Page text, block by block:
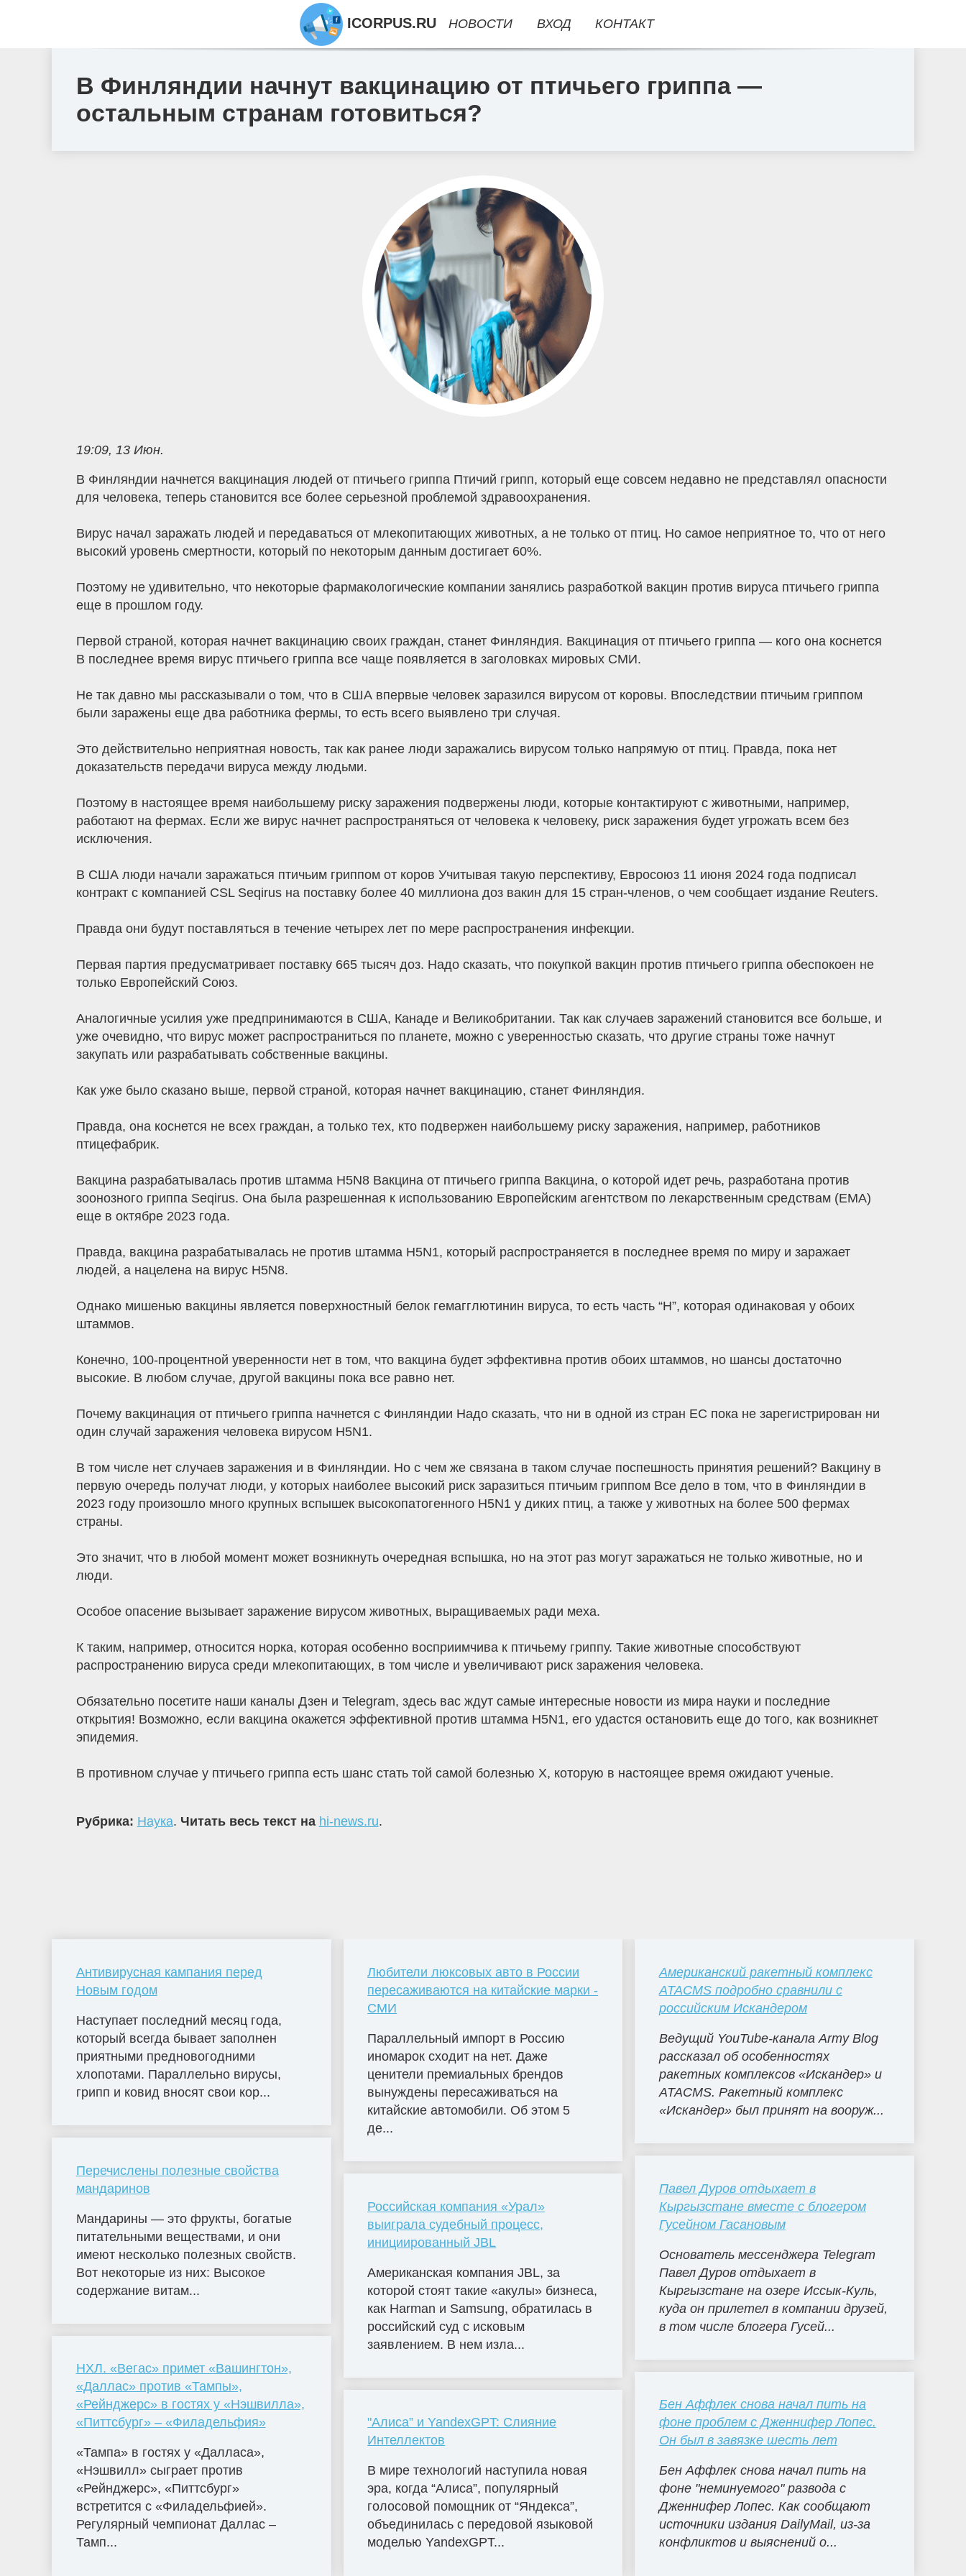
В Финляндии начнут вакцинацию от птичьего гриппа —
остальным странам готовиться?
19:09, 13 Июн.
В Финляндии начнется вакцинация людей от птичьего гриппа Птичий грипп, который еще совсем недавно не представлял опасности
для человека, теперь становится все более серьезной проблемой здравоохранения.
Вирус начал заражать людей и передаваться от млекопитающих животных, а не только от птиц. Но самое неприятное то, что от него
высокий уровень смертности, который по некоторым данным достигает 60%.
Поэтому не удивительно, что некоторые фармакологические компании занялись разработкой вакцин против вируса птичьего гриппа
еще в прошлом году.
Первой страной, которая начнет вакцинацию своих граждан, станет Финляндия. Вакцинация от птичьего гриппа — кого она коснется
В последнее время вирус птичьего гриппа все чаще появляется в заголовках мировых СМИ.
Не так давно мы рассказывали о том, что в США впервые человек заразился вирусом от коровы. Впоследствии птичьим гриппом
были заражены еще два работника фермы, то есть всего выявлено три случая.
Это действительно неприятная новость, так как ранее люди заражались вирусом только напрямую от птиц. Правда, пока нет
доказательств передачи вируса между людьми.
Поэтому в настоящее время наибольшему риску заражения подвержены люди, которые контактируют с животными, например,
работают на фермах. Если же вирус начнет распространяться от человека к человеку, риск заражения будет угрожать всем без
исключения.
В США люди начали заражаться птичьим гриппом от коров Учитывая такую перспективу, Евросоюз 11 июня 2024 года подписал
контракт с компанией CSL Seqirus на поставку более 40 миллиона доз вакин для 15 стран-членов, о чем сообщает издание Reuters.
Правда они будут поставляться в течение четырех лет по мере распространения инфекции.
Первая партия предусматривает поставку 665 тысяч доз. Надо сказать, что покупкой вакцин против птичьего гриппа обеспокоен не
только Европейский Союз.
Аналогичные усилия уже предпринимаются в США, Канаде и Великобритании. Так как случаев заражений становится все больше, и
уже очевидно, что вирус может распространиться по планете, можно с уверенностью сказать, что другие страны тоже начнут
закупать или разрабатывать собственные вакцины.
Как уже было сказано выше, первой страной, которая начнет вакцинацию, станет Финляндия.
Правда, она коснется не всех граждан, а только тех, кто подвержен наибольшему риску заражения, например, работников
птицефабрик.
Вакцина разрабатывалась против штамма H5N8 Вакцина от птичьего гриппа Вакцина, о которой идет речь, разработана против
зоонозного гриппа Seqirus. Она была разрешенная к использованию Европейским агентством по лекарственным средствам (EMA)
еще в октябре 2023 года.
Правда, вакцина разрабатывалась не против штамма H5N1, который распространяется в последнее время по миру и заражает
людей, а нацелена на вирус H5N8.
Однако мишенью вакцины является поверхностный белок гемагглютинин вируса, то есть часть “H”, которая одинаковая у обоих
штаммов.
Конечно, 100-процентной уверенности нет в том, что вакцина будет эффективна против обоих штаммов, но шансы достаточно
высокие. В любом случае, другой вакцины пока все равно нет.
Почему вакцинация от птичьего гриппа начнется с Финляндии Надо сказать, что ни в одной из стран ЕС пока не зарегистрирован ни
один случай заражения человека вирусом H5N1.
В том числе нет случаев заражения и в Финляндии. Но с чем же связана в таком случае поспешность принятия решений? Вакцину в
первую очередь получат люди, у которых наиболее высокий риск заразиться птичьим гриппом Все дело в том, что в Финляндии в
2023 году произошло много крупных вспышек высокопатогенного H5N1 у диких птиц, а также у животных на более 500 фермах
страны.
Это значит, что в любой момент может возникнуть очередная вспышка, но на этот раз могут заражаться не только животные, но и
люди.
Особое опасение вызывает заражение вирусом животных, выращиваемых ради меха.
К таким, например, относится норка, которая особенно восприимчива к птичьему гриппу. Такие животные способствуют
распространению вируса среди млекопитающих, в том числе и увеличивают риск заражения человека.
Обязательно посетите наши каналы Дзен и Telegram, здесь вас ждут самые интересные новости из мира науки и последние
открытия! Возможно, если вакцина окажется эффективной против штамма H5N1, его удастся остановить еще до того, как возникнет
эпидемия.
В противном случае у птичьего гриппа есть шанс стать той самой болезнью X, которую в настоящее время ожидают ученые.
Рубрика: Наука. Читать весь текст на hi-news.ru.
Антивирусная кампания перед
Новым годом
Наступает последний месяц года,
который всегда бывает заполнен
приятными предновогодними
хлопотами. Параллельно вирусы,
грипп и ковид вносят свои кор...
Перечислены полезные свойства
мандаринов
Мандарины — это фрукты, богатые
питательными веществами, и они
имеют несколько полезных свойств.
Вот некоторые из них: Высокое
содержание витам...
НХЛ. «Вегас» примет «Вашингтон»,
«Даллас» против «Тампы»,
«Рейнджерс» в гостях у «Нэшвилла»,
«Питтсбург» – «Филадельфия»
«Тампа» в гостях у «Далласа»,
«Нэшвилл» сыграет против
«Рейнджерс», «Питтсбург»
встретится с «Филадельфией».
Регулярный чемпионат Даллас –
Тамп...
Любители люксовых авто в России
пересаживаются на китайские марки -
СМИ
Параллельный импорт в Россию
иномарок сходит на нет. Даже
ценители премиальных брендов
вынуждены пересаживаться на
китайские автомобили. Об этом 5
де...
Российская компания «Урал»
выиграла судебный процесс,
инициированный JBL
Американская компания JBL, за
которой стоят такие «акулы» бизнеса,
как Harman и Samsung, обратилась в
российский суд с исковым
заявлением. В нем изла...
"Алиса” и YandexGPT: Слияние
Интеллектов
В мире технологий наступила новая
эра, когда “Алиса”, популярный
голосовой помощник от “Яндекса”,
объединилась с передовой языковой
моделью YandexGPT...
Американский ракетный комплекс
ATACMS подробно сравнили с
российским Искандером
Ведущий YouTube-канала Army Blog
рассказал об особенностях
ракетных комплексов «Искандер» и
ATACMS. Ракетный комплекс
«Искандер» был принят на вооруж...
Павел Дуров отдыхает в
Кыргызстане вместе с блогером
Гусейном Гасановым
Основатель мессенджера Telegram
Павел Дуров отдыхает в
Кыргызстане на озере Иссык-Куль,
куда он прилетел в компании друзей,
в том числе блогера Гусей...
Бен Аффлек снова начал пить на
фоне проблем с Дженнифер Лопес.
Он был в завязке шесть лет
Бен Аффлек снова начал пить на
фоне "неминуемого" развода с
Дженнифер Лопес. Как сообщают
источники издания DailyMail, из-за
конфликтов и выяснений о...
ICORPUS.RU НОВОСТИ ВХОД КОНТАКТ